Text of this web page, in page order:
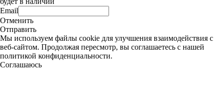
Email
Отменить
Отправить
Мы используем файлы cookie для улучшения взаимодействия с
веб-сайтом. Продолжая пересмотр, вы соглашаетесь с нашей
политикой конфиденциальности.
Соглашаюсь